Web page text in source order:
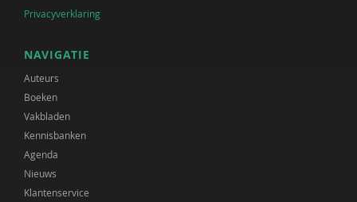
Privacyverklaring
NAVIGATIE
Auteurs
Boeken
Vakbladen
Kennisbanken
Agenda
Nieuws
Klantenservice